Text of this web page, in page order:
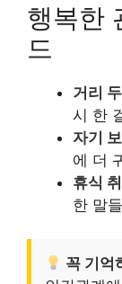
행복한
드
거리
시 한
자기
에 더
휴식
한 말
꼭 기억